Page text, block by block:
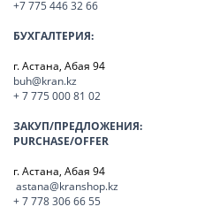
+7 775 446 32 66
БУХГАЛТЕРИЯ:
г. Астана, Абая 94
buh@kran.kz
+ 7 775 000 81 02
ЗАКУП/ПРЕДЛОЖЕНИЯ:
PURCHASE/OFFER
г. Астана, Абая 94
astana@kranshop.kz
+ 7 778 306 66 55